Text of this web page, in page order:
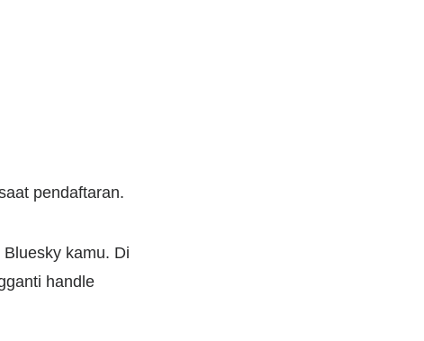
pendaftaran.
kamu. Di
handle